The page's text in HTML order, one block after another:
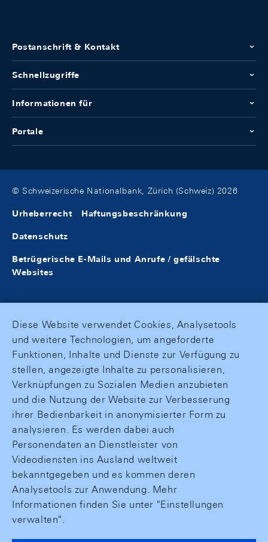
Postanschrift & Kontakt
Schnellzugriffe
Informationen für
Portale
© Schweizerische Nationalbank, Zürich (Schweiz) 2026
Urheberrecht Haftungsbeschränkung
Datenschutz
Betrügerische E-Mails und Anrufe / gefälschte
Websites
Diese Website verwendet Cookies, Analysetools
und weitere Technologien, um angeforderte
Funktionen, Inhalte und Dienste zur Verfügung zu
stellen, angezeigte Inhalte zu personalisieren,
Verknüpfungen zu Sozialen Medien anzubieten
und die Nutzung der Website zur Verbesserung
ihrer Bedienbarkeit in anonymisierter Form zu
analysieren. Es werden dabei auch
Personendaten an Dienstleister von
Videodiensten ins Ausland weltweit
bekanntgegeben und es kommen deren
Analysetools zur Anwendung. Mehr
Informationen finden Sie unter "Einstellungen
verwalten".